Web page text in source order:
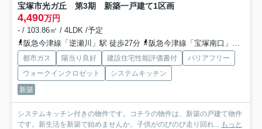
宝塚市光ガ丘 第3期 新築一戸建て1区画
4,490万円
- / 103.86㎡ / 4LDK /予定
阪急今津線「逆瀬川」駅 徒歩27分
阪急今津線「宝塚南口」駅 徒歩26分
都市ガス 陽当り良好 建設住宅性能評価書付
バリアフリー
ウォークインクロゼット
システムキッチン
新築
システムキッチン付きの物件です。コチラの物件は、新築の戸建て物件
です。新生活を新築で始めませんか。子供がのびのび走り回れ...
もっと